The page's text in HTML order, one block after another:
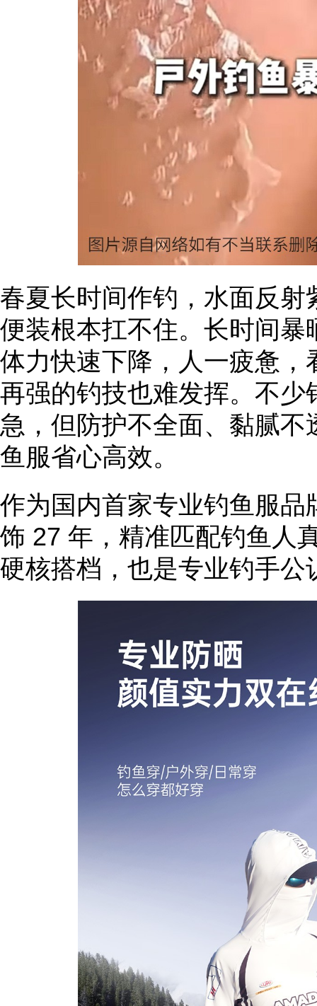
春夏长时间作钓，水面反
便装根本扛不住。长时间
体力快速下降，人一疲惫
再强的钓技也难发挥。不
急，但防护不全面、黏腻
鱼服省心高效。
作为国内首家专业钓鱼服
饰 27 年，精准匹配钓鱼人
硬核搭档，也是专业钓手公